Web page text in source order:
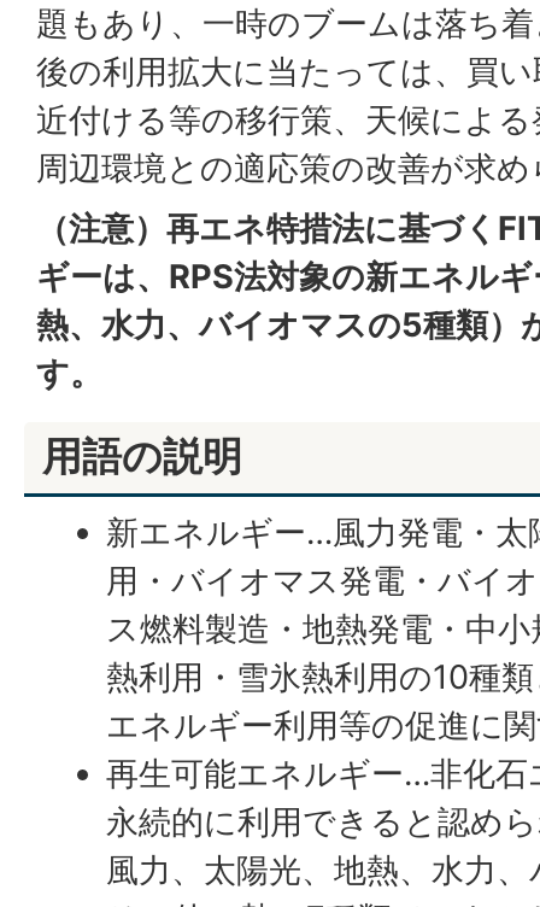
題もあり、一時のブームは落ち
後の利用拡大に当たっては、買
近付ける等の移行策、天候によ
周辺環境との適応策の改善が求
（注意）再エネ特措法に基づく
ギーは、RPS法対象の新エネル
熱、水力、バイオマスの5種類）
す。
用語の説明
新エネルギー…風力発電・太
用・バイオマス発電・バイ
ス燃料製造・地熱発電・中
熱利用・雪氷熱利用の10種
エネルギー利用等の促進に
再生可能エネルギー…非化
永続的に利用できると認め
風力、太陽光、地熱、水力